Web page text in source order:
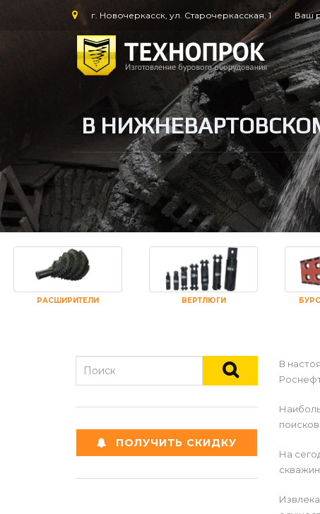
г. Новочеркасск, ул. Старочеркасская, 1 Ваш
В
РАСШИРИТЕЛИ ВЕРТЛЮГИ
В
На
ПОЛУЧИТЬ СКИДКУ